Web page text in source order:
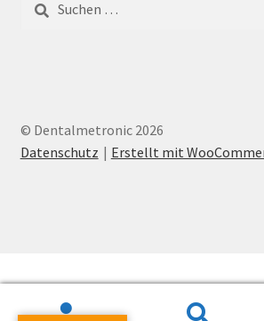
nach:
© Dentalmetronic 2026
Datenschutz
Erstellt mit